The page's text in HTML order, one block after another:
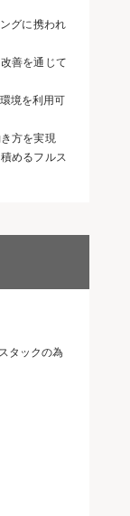
グに携われ
善を通じて
境を利用可
方を実現
めるフルス
タックの為